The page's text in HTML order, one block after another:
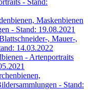
- Stand:
Maskenbienen
- Stand: 19.08.2021
, Mauer-,
14.03.2022
- Artenportraits
- Stand: